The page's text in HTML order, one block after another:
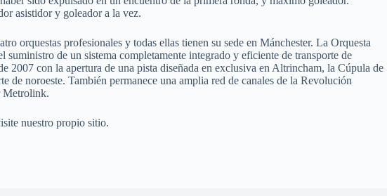
asistidor y goleador a la vez.
orquestas profesionales y todas ellas tienen su sede en Mánchester. La Orquesta
de un sistema completamente integrado y eficiente de transporte de
2007 con la apertura de una pista diseñada en exclusiva en Altrincham, la Cúpula de
noroeste. También permanece una amplia red de canales de la Revolución
Metrolink.
nuestro propio sitio.